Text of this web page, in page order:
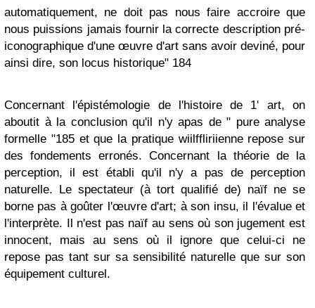
automatiquement, ne doit pas nous faire accroire que
nous puissions jamais fournir la correcte description pré-
iconographique d'une œuvre d'art sans avoir deviné, pour
ainsi dire, son locus historique" 184
Concernant l'épistémologie de l'histoire de 1' art, on
aboutit à la conclusion qu'il n'y apas de " pure analyse
formelle "185 et que la pratique wiilffliriienne repose sur
des fondements erronés. Concernant la théorie de la
perception, il est établi qu'il n'y a pas de perception
naturelle. Le spectateur (à tort qualifié de) naïf ne se
borne pas à goûter l'œuvre d'art; à son insu, il l'évalue et
l'interprète. Il n'est pas naïf au sens où son jugement est
innocent, mais au sens où il ignore que celui-ci ne
repose pas tant sur sa sensibilité naturelle que sur son
équipement culturel.